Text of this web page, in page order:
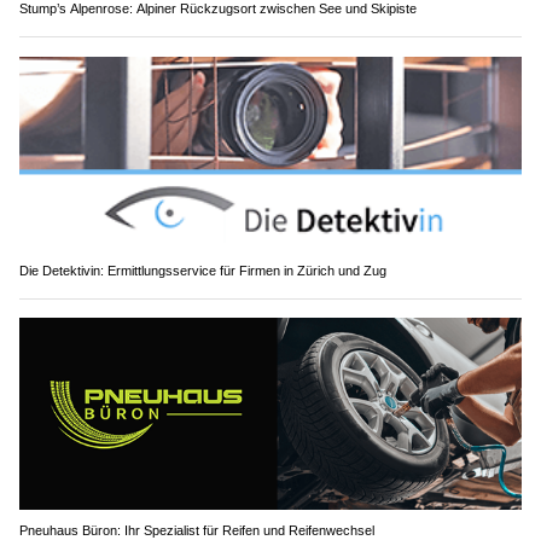
Stump’s Alpenrose: Alpiner Rückzugsort zwischen See und Skipiste
Die Detektivin: Ermittlungsservice für Firmen in Zürich und Zug
Pneuhaus Büron: Ihr Spezialist für Reifen und Reifenwechsel